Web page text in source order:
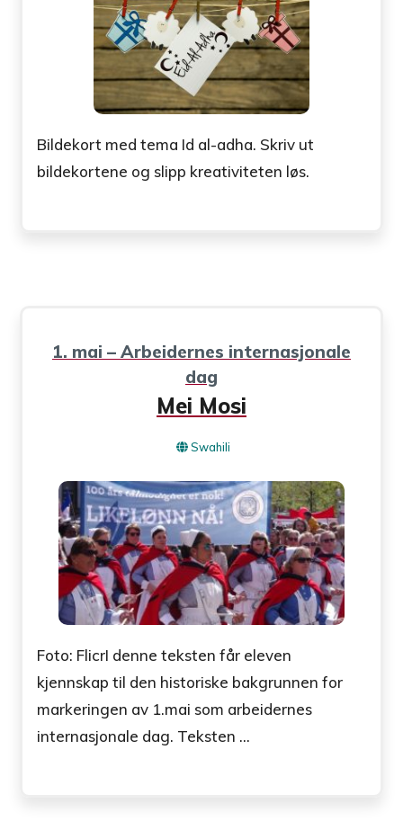
Bildekort med tema Id al-adha. Skriv ut
bildekortene og slipp kreativiteten løs.
1. mai – Arbeidernes internasjonale
dag
Mei Mosi
Swahili
Foto: FlicrI denne teksten får eleven
kjennskap til den historiske bakgrunnen for
markeringen av 1.mai som arbeidernes
internasjonale dag. Teksten ...